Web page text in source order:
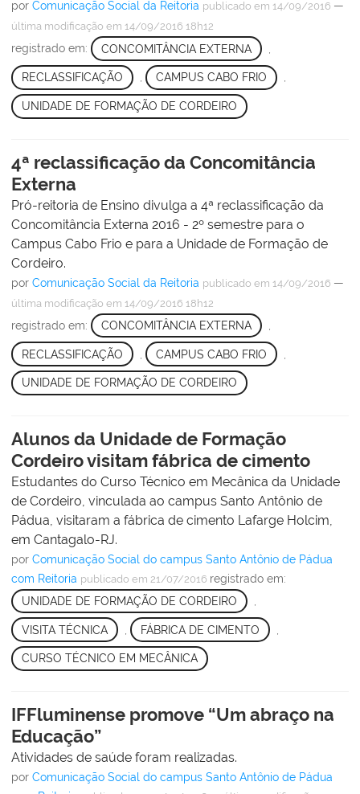
por Comunicação Social da Reitoria publicado em 14/09/2016 —
última modificação em 14/09/2016 18h12
registrado em: CONCOMITÂNCIA EXTERNA
RECLASSIFICAÇÃO , CAMPUS CABO FRIO ,
UNIDADE DE FORMAÇÃO DE CORDEIRO
4ª reclassificação da Concomitância
Externa
Pró-reitoria de Ensino divulga a 4ª reclassificação da
Concomitância Externa 2016 - 2º semestre para o
Campus Cabo Frio e para a Unidade de Formação de
Cordeiro.
por Comunicação Social da Reitoria publicado em 14/09/2016 —
última modificação em 14/09/2016 18h12
registrado em: CONCOMITÂNCIA EXTERNA
RECLASSIFICAÇÃO CAMPUS CABO FRIO
UNIDADE DE FORMAÇÃO DE CORDEIRO
Alunos da Unidade de Formação
Cordeiro visitam fábrica de cimento
Estudantes do Curso Técnico em Mecânica da Unidade
de Cordeiro, vinculada ao campus Santo Antônio de
Pádua, visitaram a fábrica de cimento Lafarge Holcim,
em Cantagalo-RJ.
por Comunicação Social do campus Santo Antônio de Pádua
com Reitoria publicado em 21/07/2016 registrado em:
UNIDADE DE FORMAÇÃO DE CORDEIRO
VISITA TÉCNICA FÁBRICA DE CIMENTO
CURSO TÉCNICO EM MECÂNICA
IFFluminense promove “Um abraço na
Educação”
Atividades de saúde foram realizadas.
por Comunicação Social do campus Santo Antônio de Pádua